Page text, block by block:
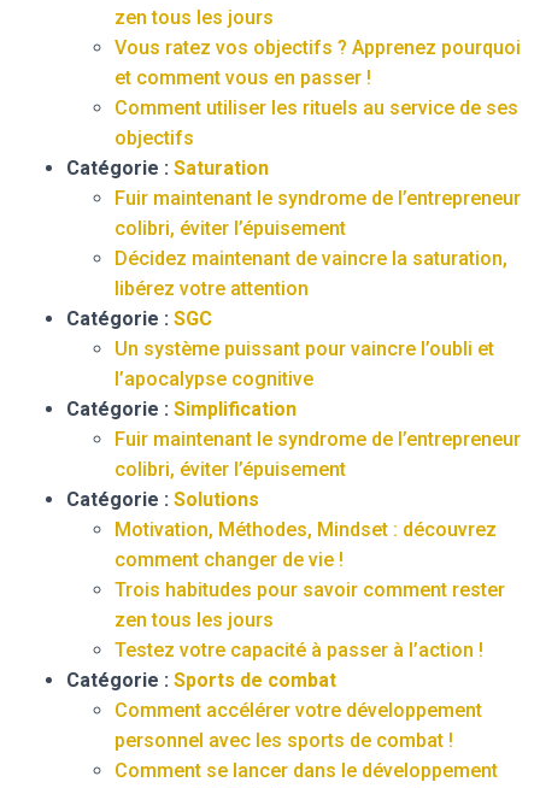
zen tous les jours
Vous ratez vos objectifs ? Apprenez pourquoi
et comment vous en passer !
Comment utiliser les rituels au service de ses
objectifs
Catégorie : Saturation
Fuir maintenant le syndrome de l’entrepreneur
colibri, éviter l’épuisement
Décidez maintenant de vaincre la saturation,
libérez votre attention
Catégorie : SGC
Un système puissant pour vaincre l’oubli et
l’apocalypse cognitive
Catégorie : Simplification
Fuir maintenant le syndrome de l’entrepreneur
colibri, éviter l’épuisement
Catégorie : Solutions
Motivation, Méthodes, Mindset : découvrez
comment changer de vie !
Trois habitudes pour savoir comment rester
zen tous les jours
Testez votre capacité à passer à l’action !
Catégorie : Sports de combat
Comment accélérer votre développement
personnel avec les sports de combat !
Comment se lancer dans le développement